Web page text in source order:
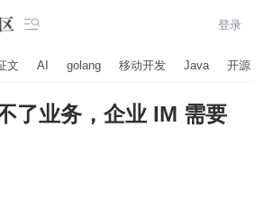
 登录
文 AI golang 移动开发 Java 开源
了业务，企业 IM 需要